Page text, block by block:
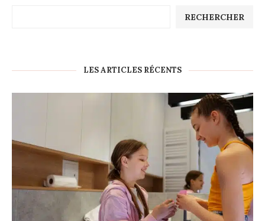
RECHERCHER
LES ARTICLES RÉCENTS